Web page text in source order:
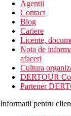
newsletter!
Agentii
Contact
Blog
Cariere
Licente,
Nota de
afaceri
Cultura
DERTOUR
Partener
Informatii pentru